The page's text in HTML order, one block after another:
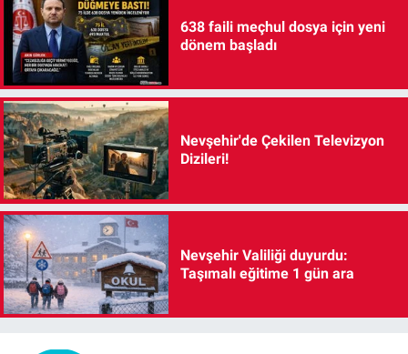
638 faili meçhul dosya için yeni
dönem başladı
Nevşehir'de Çekilen Televizyon
Dizileri!
Nevşehir Valiliği duyurdu:
Taşımalı eğitime 1 gün ara